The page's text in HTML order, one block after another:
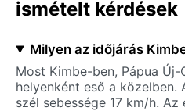
ismételt kérdések
Milyen az időjárás
Most Kimbe-ben, Pápua Új-
helyenként eső a közelben.
szél sebessége 17 km/h.